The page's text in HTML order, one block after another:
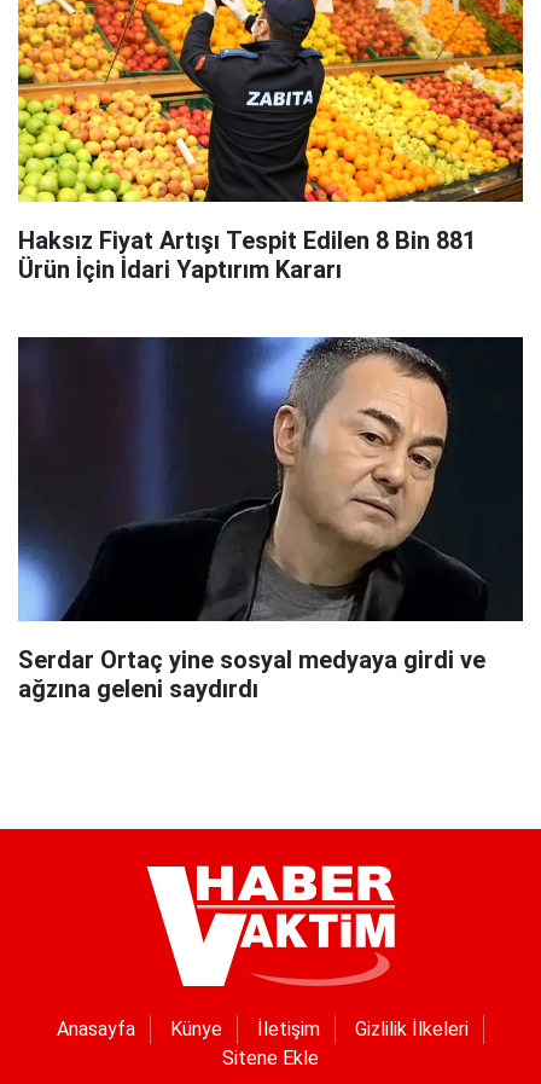
Haksız Fiyat Artışı Tespit Edilen 8 Bin 881
Ürün İçin İdari Yaptırım Kararı
Serdar Ortaç yine sosyal medyaya girdi ve
ağzına geleni saydırdı
Anasayfa Künye İletişim
Gizlilik İlkeleri
Sitene Ekle